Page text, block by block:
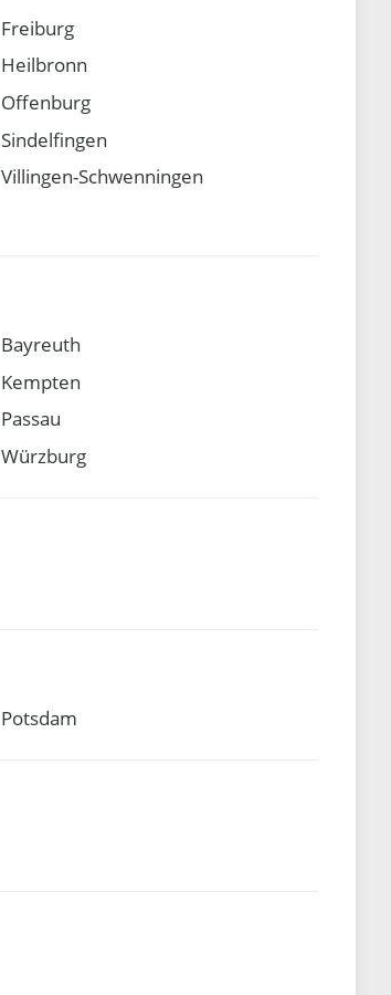
Freiburg
Heilbronn
Offenburg
Sindelfingen
Villingen-Schwenningen
Bayreuth
Kempten
Passau
Würzburg
Potsdam